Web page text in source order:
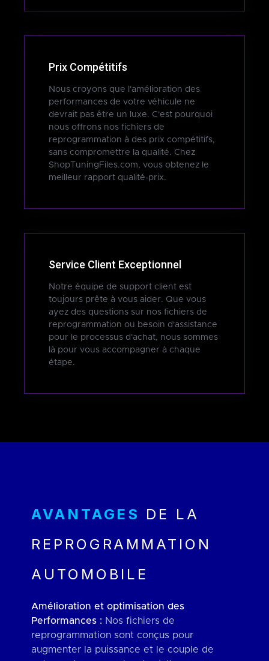
Prix Compétitifs
Nous croyons que l'amélioration des
performances de votre véhicule ne
devrait pas être un luxe. C'est pourquoi
nous offrons nos fichiers de
reprogrammation à des prix compétitifs,
sans compromettre la qualité. Chez
ShopTuningFiles.com, vous obtenez le
meilleur rapport qualité-prix.
Service Client Exceptionnel
Notre équipe de support client est
toujours prête à vous aider. Que vous
ayez des questions sur nos fichiers de
reprogrammation ou besoin d'assistance
pour le processus d'achat, nous sommes
là pour vous accompagner à chaque
étape.
AVANTAGES DE LA
REPROGRAMMATION
AUTOMOBILE
Amélioration et optimisation des
Performances : Nos fichiers de
reprogrammation sont conçus pour
augmenter la puissance et le couple de